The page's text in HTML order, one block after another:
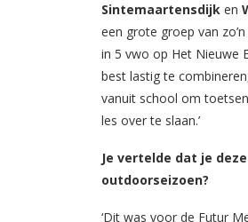
Sintemaartensdijk en
een grote groep van
in 5 vwo op Het Nieuwe
best lastig te
vanuit school om
les over te slaan.’
Je vertelde dat je
outdoorseizoen?
‘Dit was voor de Futur